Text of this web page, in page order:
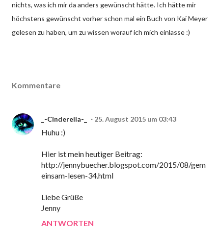
nichts, was ich mir da anders gewünscht hätte. Ich hätte mir
höchstens gewünscht vorher schon mal ein Buch von Kai Meyer
gelesen zu haben, um zu wissen worauf ich mich einlasse :)
Kommentare
_-Cinderella-_ 25. August 2015 um 03:43
Huhu :)
Hier ist mein heutiger Beitrag:
http://jennybuecher.blogspot.com/2015/08/gem
einsam-lesen-34.html
Liebe Grüße
Jenny
ANTWORTEN